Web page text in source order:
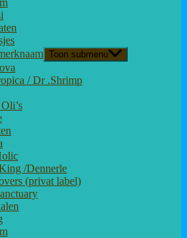
Toon submenu
/ Dr .Shrimp
/Dennerle
(privat label)